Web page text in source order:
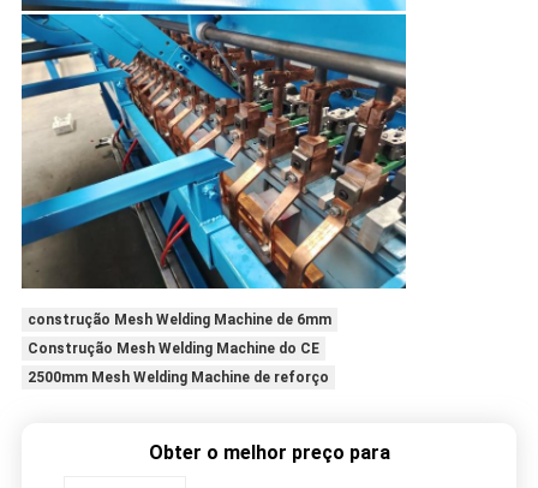
construção Mesh Welding Machine de 6mm
Construção Mesh Welding Machine do CE
2500mm Mesh Welding Machine de reforço
Obter o melhor preço para